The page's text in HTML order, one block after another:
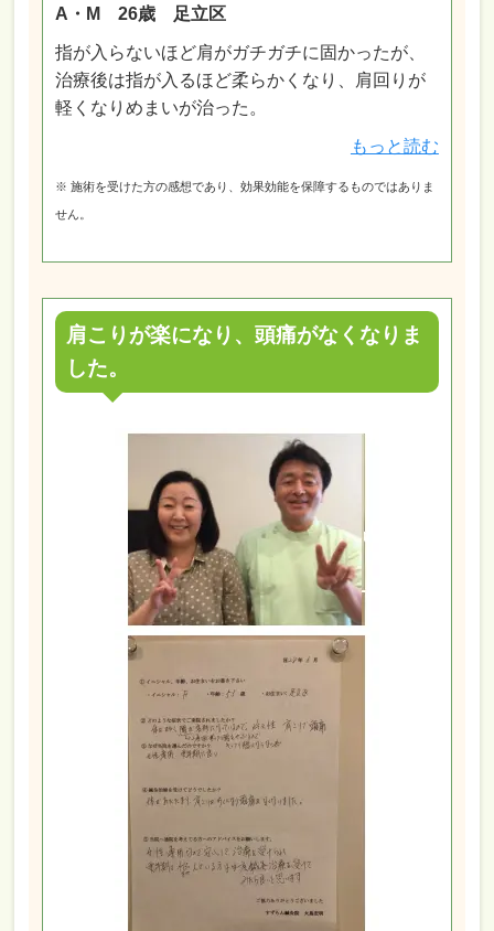
A・M 26歳 足立区
指が入らないほど肩がガチガチに固かったが、
治療後は指が入るほど柔らかくなり、肩回りが
軽くなりめまいが治った。
もっと読む
※ 施術を受けた方の感想であり、効果効能を保障するものではありま
せん。
肩こりが楽になり、頭痛がなくなりま
した。